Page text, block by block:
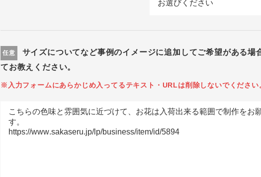
任意
サイズについてなど事例のイメージに追加してご希望がある場
てお教えください。
※入力フォームにあらかじめ入ってるテキスト・URLは削除しないでください